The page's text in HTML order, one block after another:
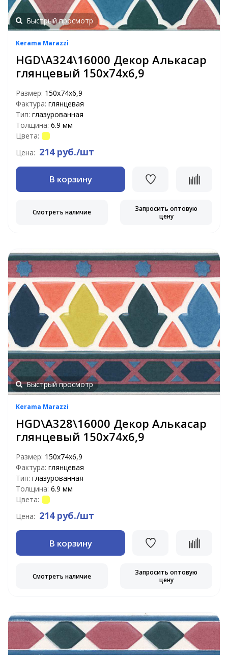
Быстрый просмотр
Kerama Marazzi
HGD\A324\16000 Декор Алькасар
глянцевый 150х74х6,9
Размер: 150х74х6,9
Фактура: глянцевая
Тип: глазурованная
Толщина: 6.9 мм
Цвета:
Цена: 214 руб./шт
В корзину
Смотреть наличие
Запросить оптовую
цену
Быстрый просмотр
Kerama Marazzi
HGD\A328\16000 Декор Алькасар
глянцевый 150х74х6,9
Размер: 150х74х6,9
Фактура: глянцевая
Тип: глазурованная
Толщина: 6.9 мм
Цвета:
Цена: 214 руб./шт
В корзину
Смотреть наличие
Запросить оптовую
цену